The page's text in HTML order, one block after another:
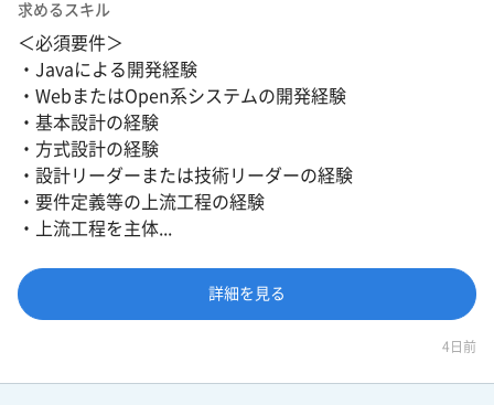
求めるスキル
＜必須要件＞
・Javaによる開発経験
・WebまたはOpen系システムの開発経験
・基本設計の経験
・方式設計の経験
・設計リーダーまたは技術リーダーの経験
・要件定義等の上流工程の経験
・上流工程を主体...
詳細を見る
4日前